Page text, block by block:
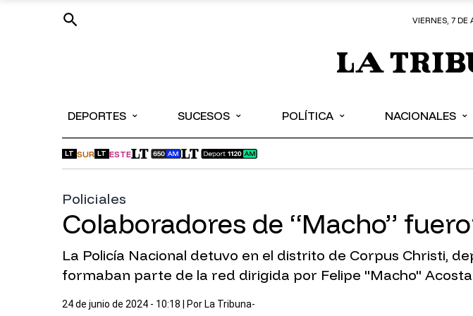
VIERNES, 7 DE
DEPORTES ⌄ SUCESOS ⌄ POLÍTICA ⌄ NACIONALES ⌄
LT SUR LT ESTE
Policiales
Colaboradores de “Macho”
La Policía Nacional detuvo en el distrito de Corpus Christi,
formaban parte de la red dirigida por Felipe "Macho"
24 de junio de 2024 - 10:18 | Por La Tribuna-